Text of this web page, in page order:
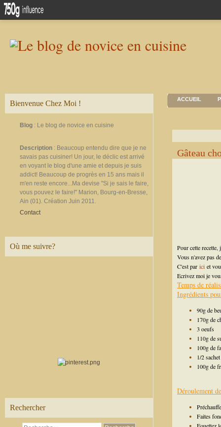
Bienvenue Chez Moi !
Blog : Le blog de novice en cuisine
Description : Beaucoup entendu dire que je ne
savais pas cuisiner! Un jour, le déclic est arrivé
en voyant le blog d'une amie et depuis je suis
addict! Beaucoup de progrès en 15 ans mais il
m'en reste encore...Ma devise "Si je sais le faire,
vous pouvez le faire!" Marion, Bourg-en-Bresse,
Ain (01). Création Juin 2011.
Contact
Où me suivre?
Rechercher
ACCUEIL
Gâteau
Pour cette
Vous n'avez pas
C'est par ici et
Ecrivez moi je
Temps de
Ingrédients
90g de
170g de
3 oeufs
110g de
100g de
1/2
100g de
Déroulement
Faites